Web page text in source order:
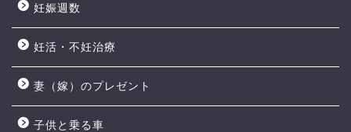
妊娠週数
妊活・不妊治療
妻（嫁）のプレゼント
子供と乗る車